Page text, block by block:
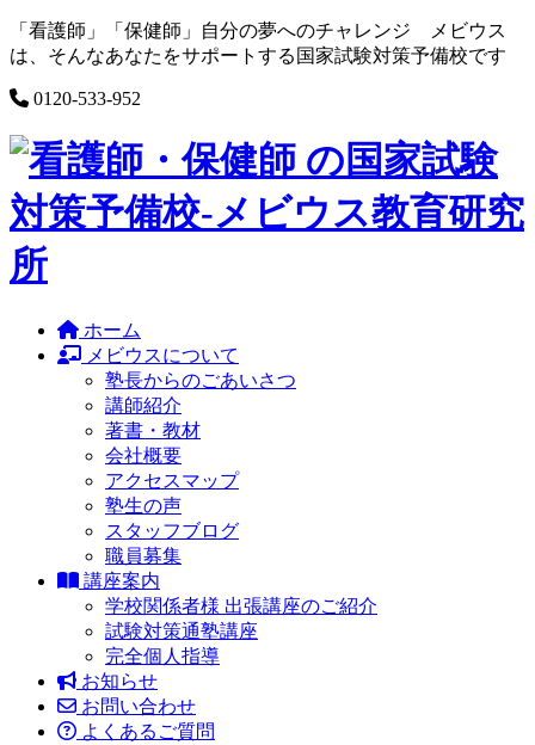
Skip
to
content
「看護師」「保健師」自分の夢へのチャレンジ メビウス
は、そんなあなたをサポートする国家試験対策予備校です
0120-533-952
ホーム
メビウスについて
塾長からのごあいさつ
講師紹介
著書・教材
会社概要
アクセスマップ
塾生の声
スタッフブログ
職員募集
講座案内
学校関係者様 出張講座のご紹介
試験対策通塾講座
完全個人指導
お知らせ
お問い合わせ
よくあるご質問